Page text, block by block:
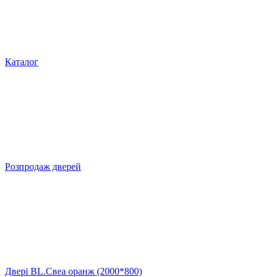
Каталог
Розпродаж дверей
Двері BL.Свеа оранж (2000*800)